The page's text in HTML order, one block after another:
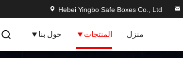
Hebei Yingbo Safe Boxes Co., Ltd
منزل المنتجات حول بنا